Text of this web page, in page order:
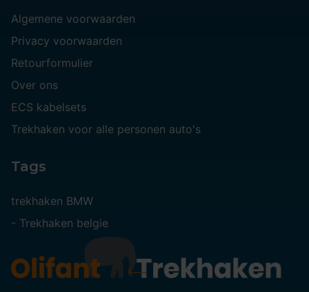
Algemene voorwaarden
Privacy voorwaarden
Retourformulier
Over ons
ECS kabelsets
Trekhaken voor alle personen auto's
Tags
trekhaken BMW
- Trekhaken belgie